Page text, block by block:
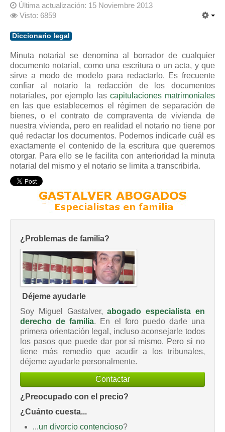
Última actualización: 15 Noviembre 2013
Visto: 6859
Diccionario legal
Minuta notarial se denomina al borrador de cualquier
documento notarial, como una escritura o un acta, y que
sirve a modo de modelo para redactarlo. Es frecuente
confiar al notario la redacción de los documentos
notariales, por ejemplo las capitulaciones matrimoniales
en las que establecemos el régimen de separación de
bienes, o el contrato de compraventa de vivienda de
nuestra vivienda, pero en realidad el notario no tiene por
qué redactar los documentos. Podemos indicarle cuál es
exactamente el contenido de la escritura que queremos
otorgar. Para ello se le facilita con anterioridad la minuta
notarial del mismo y el notario se limita a transcribirla.
¿Problemas de familia?
Déjeme ayudarle
Soy Miguel Gastalver,abogado especialista en
derecho de familia. En el foro puedo darle una
primera orientación legal, incluso aconsejarle todos
los pasos que puede dar por sí mismo. Pero si no
tiene más remedio que acudir a los tribunales,
déjeme ayudarle personalmente.
Contactar
¿Preocupado con el precio?
¿Cuánto cuesta...
...un divorcio contencioso?